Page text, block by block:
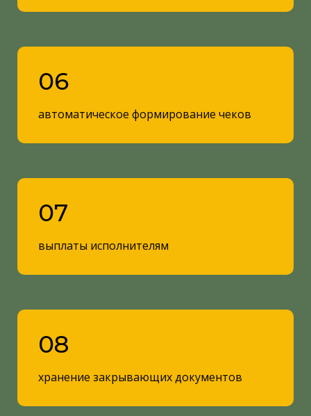
06
автоматическое формирование чеков
07
выплаты исполнителям
08
хранение закрывающих документов